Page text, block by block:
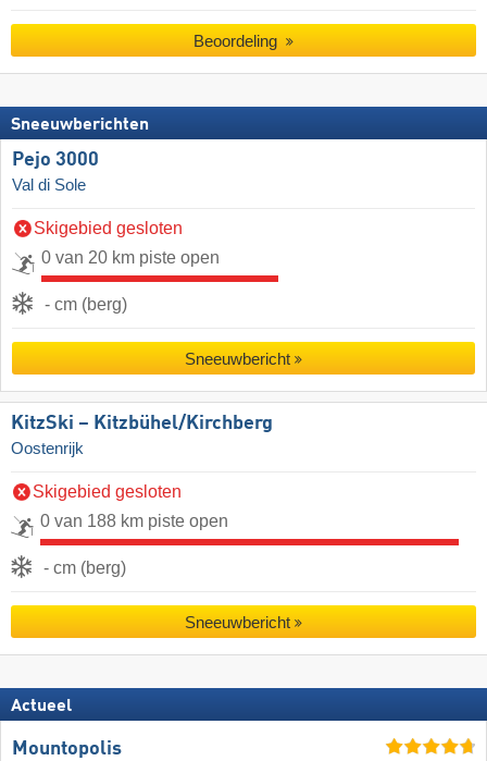
Beoordeling
Sneeuwberichten
Pejo 3000
Val di Sole
Skigebied gesloten
0 van 20 km piste open
- cm (berg)
Sneeuwbericht
KitzSki – Kitzbühel/​Kirchberg
Oostenrijk
Skigebied gesloten
0 van 188 km piste open
- cm (berg)
Sneeuwbericht
Actueel
Mountopolis